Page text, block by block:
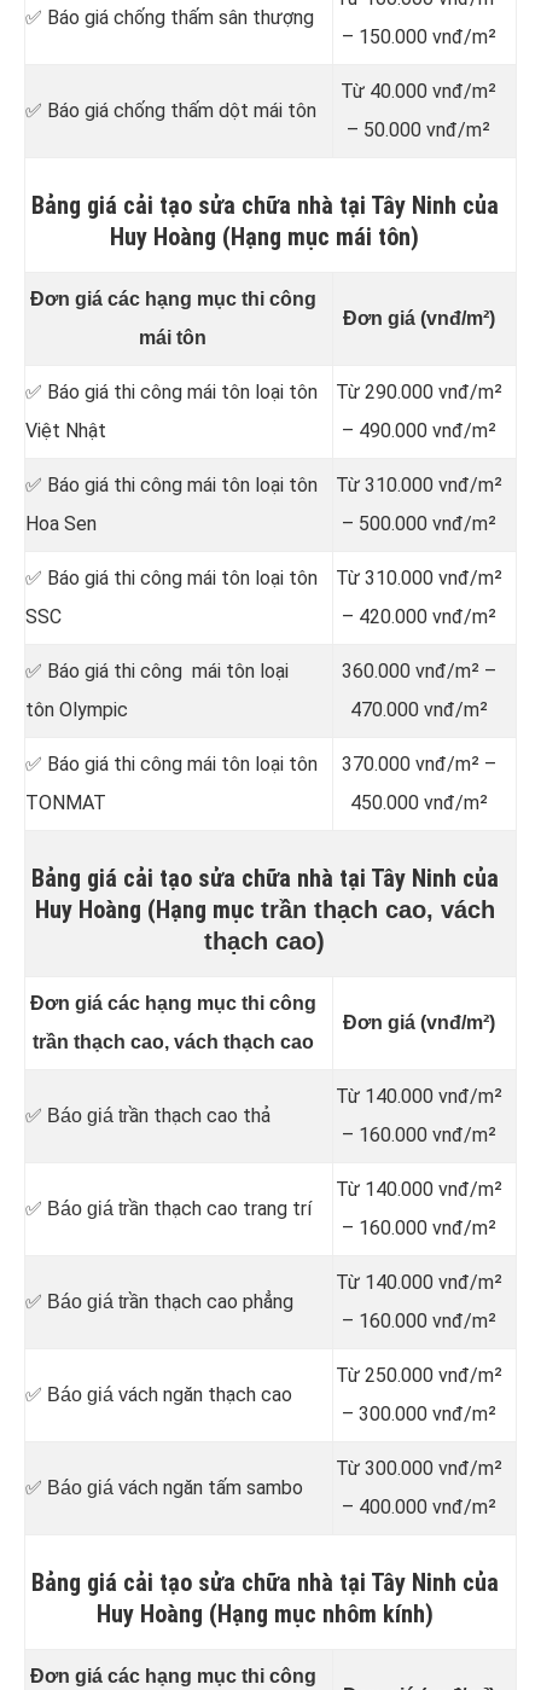
✅ Báo giá chống thấm sân thượng
– 150.000 vnđ/m²
✅ Báo giá chống thấm dột mái tôn
Từ 40.000 vnđ/m²
– 50.000 vnđ/m²
Bảng giá cải tạo sửa chữa nhà tại Tây Ninh của
Huy Hoàng (Hạng mục mái tôn)
Đơn giá các hạng mục thi công
mái tôn
Đơn giá (vnđ/m²)
✅ Báo giá thi công mái tôn loại tôn
Việt Nhật
Từ 290.000 vnđ/m²
– 490.000 vnđ/m²
✅ Báo giá thi công mái tôn loại tôn
Hoa Sen
Từ 310.000 vnđ/m²
– 500.000 vnđ/m²
✅ Báo giá thi công mái tôn loại tôn
SSC
Từ 310.000 vnđ/m²
– 420.000 vnđ/m²
✅ Báo giá thi công mái tôn loại
tôn Olympic
360.000 vnđ/m² –
470.000 vnđ/m²
✅ Báo giá thi công mái tôn loại tôn
TONMAT
370.000 vnđ/m² –
450.000 vnđ/m²
Bảng giá cải tạo sửa chữa nhà tại Tây Ninh của
Huy Hoàng (Hạng mục trần thạch cao, vách
thạch cao)
Đơn giá các hạng mục thi công
trần thạch cao, vách thạch cao
Đơn giá (vnđ/m²)
✅ Báo giá trần thạch cao thả
Từ 140.000 vnđ/m²
– 160.000 vnđ/m²
✅ Báo giá trần thạch cao trang trí
Từ 140.000 vnđ/m²
– 160.000 vnđ/m²
✅ Báo giá trần thạch cao phẳng
Từ 140.000 vnđ/m²
– 160.000 vnđ/m²
✅ Báo giá vách ngăn thạch cao
Từ 250.000 vnđ/m²
– 300.000 vnđ/m²
✅ Báo giá vách ngăn tấm sambo
Từ 300.000 vnđ/m²
– 400.000 vnđ/m²
Bảng giá cải tạo sửa chữa nhà tại Tây Ninh của
Huy Hoàng (Hạng mục nhôm kính)
Đơn giá các hạng mục thi công